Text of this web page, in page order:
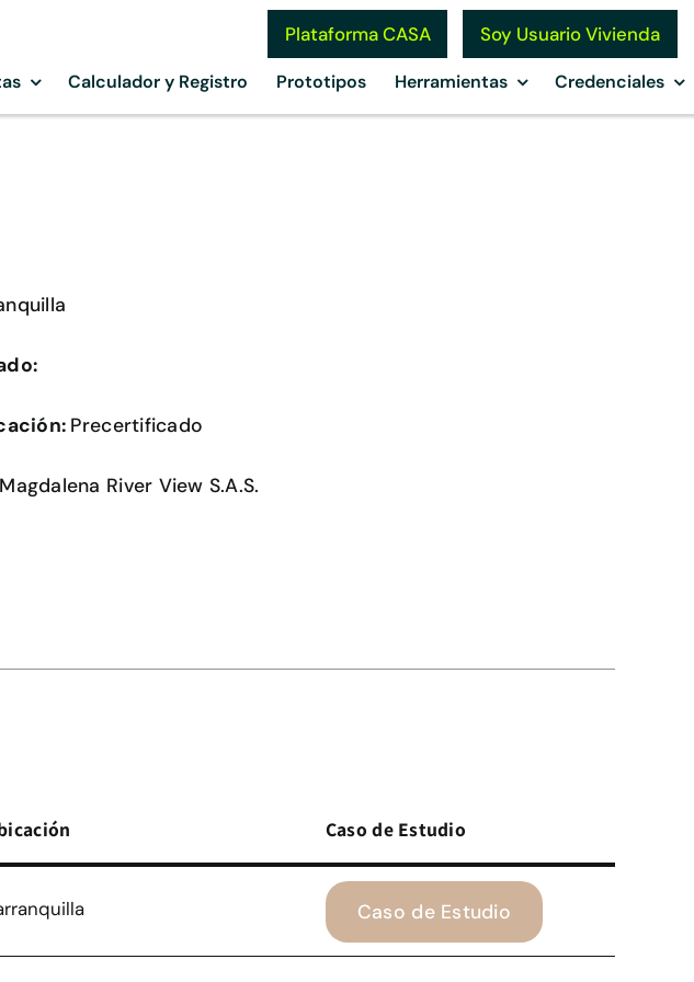
Plataforma CASA Soy Usuario Vivienda
Calculador y Registro Prototipos Herramientas Credenciales
Precertificado
Magdalena River View S.A.S.
Caso de Estudio
Caso de Estudio